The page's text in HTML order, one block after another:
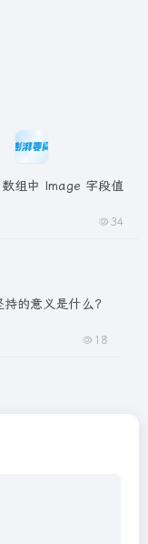
组中 Image 字段值
34
的意义是什么？
18